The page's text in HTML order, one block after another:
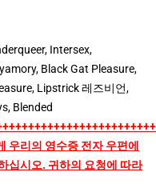
Intersex,
Black Gat Pleasure,
Lipstrick 레즈비언,
Blended
우리의 영수증 전자 우편에
십시오. 귀하의 요청에 따라